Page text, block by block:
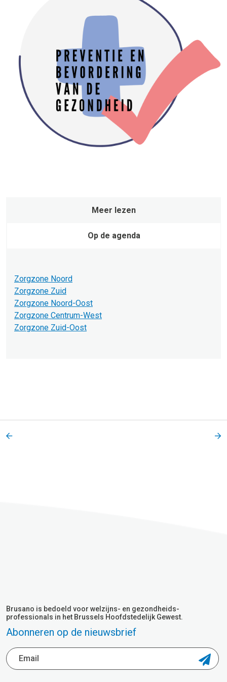
Meer lezen
Op de agenda
Zorgzone Noord
Zorgzone Zuid
Zorgzone Noord-Oost
Zorgzone Centrum-West
Zorgzone Zuid-Oost
Brusano is bedoeld voor welzijns- en gezondheids-
professionals in het Brussels Hoofdstedelijk Gewest.
Abonneren op de nieuwsbrief